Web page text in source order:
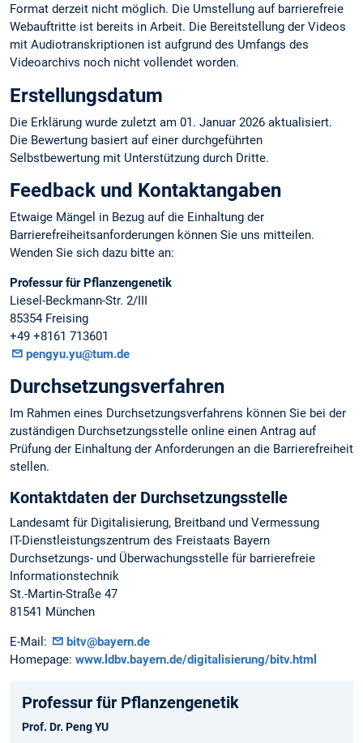
Format derzeit nicht möglich. Die Umstellung auf barrierefreie
Webauftritte ist bereits in Arbeit. Die Bereitstellung der Videos
mit Audiotranskriptionen ist aufgrund des Umfangs des
Videoarchivs noch nicht vollendet worden.
Erstellungsdatum
Die Erklärung wurde zuletzt am 01. Januar 2026 aktualisiert.
Die Bewertung basiert auf einer durchgeführten
Selbstbewertung mit Unterstützung durch Dritte.
Feedback und Kontaktangaben
Etwaige Mängel in Bezug auf die Einhaltung der
Barrierefreiheitsanforderungen können Sie uns mitteilen.
Wenden Sie sich dazu bitte an:
Professur für Pflanzengenetik
Liesel-Beckmann-Str. 2/III
85354 Freising
+49 +8161 713601
pengyu.yu@tum.de
Durchsetzungsverfahren
Im Rahmen eines Durchsetzungsverfahrens können Sie bei der
zuständigen Durchsetzungsstelle online einen Antrag auf
Prüfung der Einhaltung der Anforderungen an die Barrierefreiheit
stellen.
Kontaktdaten der Durchsetzungsstelle
Landesamt für Digitalisierung, Breitband und Vermessung
IT-Dienstleistungszentrum des Freistaats Bayern
Durchsetzungs- und Überwachungsstelle für barrierefreie
Informationstechnik
St.-Martin-Straße 47
81541 München
E-Mail:
bitv@bayern.de
Homepage: www.ldbv.bayern.de/digitalisierung/bitv.html
Professur für Pflanzengenetik
Prof. Dr. Peng YU